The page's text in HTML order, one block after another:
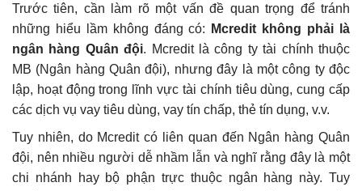
Trước tiên, cần làm rõ một vấn đề quan trọng để tránh
những hiểu lầm không đáng có:
Mcredit không phải là
ngân hàng Quân đội. Mcredit là công ty tài chính thuộc
MB (Ngân hàng Quân đội), nhưng đây là một công ty độc
lập, hoạt động trong lĩnh vực tài chính tiêu dùng, cung cấp
các dịch vụ vay tiêu dùng, vay tín chấp, thẻ tín dụng, v.v.
Tuy nhiên, do Mcredit có liên quan đến Ngân hàng Quân
đội, nên nhiều người dễ nhầm lẫn và nghĩ rằng đây là một
chi nhánh hay bộ phận trực thuộc ngân hàng này. Tuy